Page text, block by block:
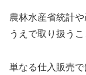
農林水産省統計
うえで取り扱う
単なる仕入販売